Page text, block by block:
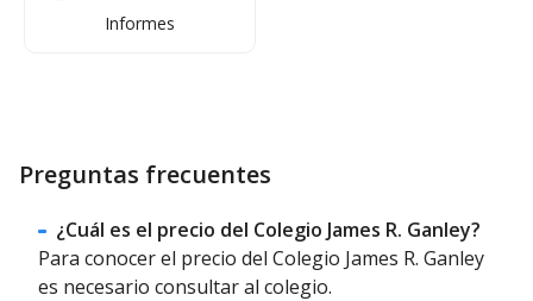
Informes
Preguntas frecuentes
¿Cuál es el precio del Colegio James R. Ganley?
Para conocer el precio del Colegio James R. Ganley
es necesario consultar al colegio.